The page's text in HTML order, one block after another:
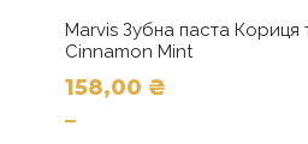
Marvis Зубна паста Кориця
Cinnamon Mint
158,00 ₴
–